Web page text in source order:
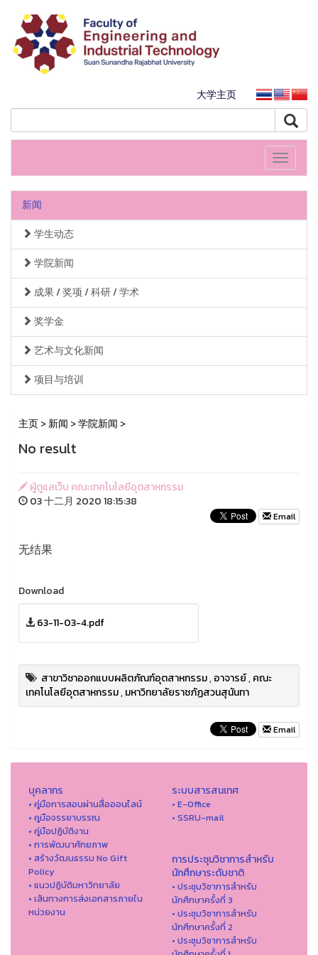
大学主页
Toggle
新闻
学生动态
学院新闻
成果 / 奖项 / 科研 / 学术
奖学金
艺术与文化新闻
项目与培训
主页>新闻 >学院新闻 >
No result
ผู้ดูแลเว็บ คณะเทคโนโลยีอุตสาหกรรม
03 十二月 2020 18:15:38
Email
无结果
Download
63-11-03-4.pdf
สาขาวิชาออกแบบผลิตภัณฑ์อุตสาหกรรม,อาจารย์,คณะ
เทคโนโลยีอุตสาหกรรม,มหาวิทยาลัยราชภัฏสวนสุนันทา
Email
บุคลากร
• คู่มือการสอนผ่านสื่อออนไลน์
• คูมือจรรยาบรรณ
• คู่มือปฏิบัติงาน
• การพัฒนาศักยภาพ
• สร้างวัฒนธรรม No Gift
Policy
• แนวปฏิบัติมหาวิทยาลัย
• เส้นทางการส่งเอกสารภายใน
หน่วยงาน
ระบบสารสนเทศ
• E-Office
• SSRU-mail
การประชุมวิชาการสำหรับ
นักศึกษาระดับชาติ
• ประชุมวิชาการสำหรับ
นักศึกษาครั้งที่ 3
• ประชุมวิชาการสำหรับ
นักศึกษาครั้งที่ 2
• ประชุมวิชาการสำหรับ